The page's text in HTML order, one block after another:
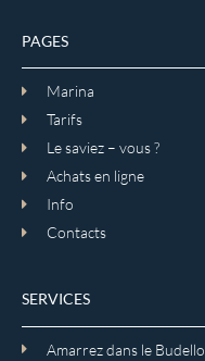
PAGES
Marina
Tarifs
Le saviez – vous ?
Achats en ligne
Info
Contacts
SERVICES
Amarrez dans le Budello